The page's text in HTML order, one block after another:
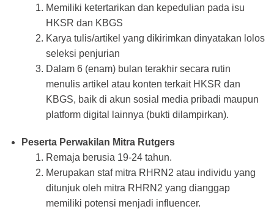
Memiliki ketertarikan dan kepedulian pada isu
HKSR dan KBGS
Karya tulis/artikel yang dikirimkan dinyatakan lolos
seleksi penjurian
Dalam 6 (enam) bulan terakhir secara rutin
menulis artikel atau konten terkait HKSR dan
KBGS, baik di akun sosial media pribadi maupun
platform digital lainnya (bukti dilampirkan).
Peserta Perwakilan Mitra Rutgers
Remaja berusia 19-24 tahun.
Merupakan staf mitra RHRN2 atau individu yang
ditunjuk oleh mitra RHRN2 yang dianggap
memiliki potensi menjadi influencer.